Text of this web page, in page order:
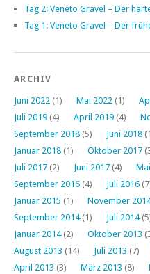
Tag 2: Veneto Gravel – Der
Tag 1: Veneto Gravel – Der
ARCHIV
Juni 2022 (1) Mai 2022 (1)
Juli 2019 (4) April 2019 (4)
September 2018 (5) Juni 2018
Januar 2018 (1) Oktober 2017
Juli 2017 (2) Juni 2017 (4)
September 2016 (4) Juli 2016
Januar 2015 (1) November
September 2014(1) Juli 2014
Januar 2014(2) Oktober 2013
August 2013 (14) Juli 2013 (7)
April 2013 (3) März 2013 (8)